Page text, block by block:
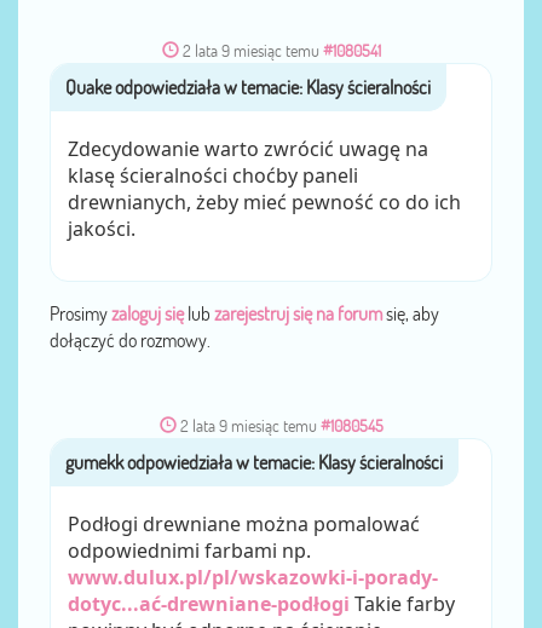
2 lata 9 miesiąc temu #1080541
przezQuake
Zdecydowanie warto zwrócić uwagę na
klasę ścieralności choćby paneli
drewnianych, żeby mieć pewność co do ich
jakości.
Prosimyzaloguj sięlub zarejestruj się na forumsię, aby
dołączyć do rozmowy.
2 lata 9 miesiąc temu #1080545
przez gumekk
Podłogi drewniane można pomalować
odpowiednimi farbami np.
www.dulux.pl/pl/wskazowki-i-porady-
dotyc...ać-drewniane-podłogi Takie farby